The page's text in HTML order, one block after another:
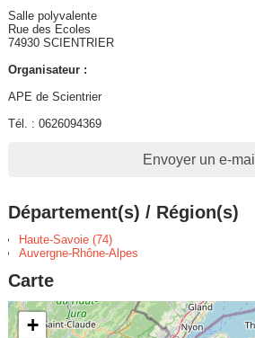
Salle polyvalente
Rue des Ecoles
74930 SCIENTRIER
Organisateur :
APE de Scientrier
Tél. : 0626094369
Envoyer un e-mail
Département(s) / Région(s)
Haute-Savoie (74)
Auvergne-Rhône-Alpes
Carte
+